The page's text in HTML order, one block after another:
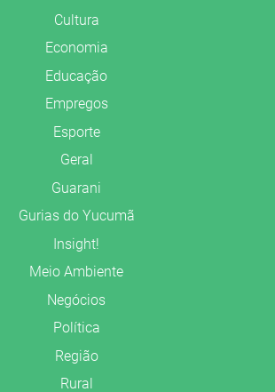
Cultura
Economia
Educação
Empregos
Esporte
Geral
Guarani
Gurias do Yucumã
Insight!
Meio Ambiente
Negócios
Política
Região
Rural